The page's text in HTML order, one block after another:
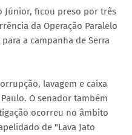
Júnior, ficou preso por três
da Operação Paralelo
a campanha de Serra
lavagem e caixa
O senador também
ocorreu no âmbito
de "Lava Jato